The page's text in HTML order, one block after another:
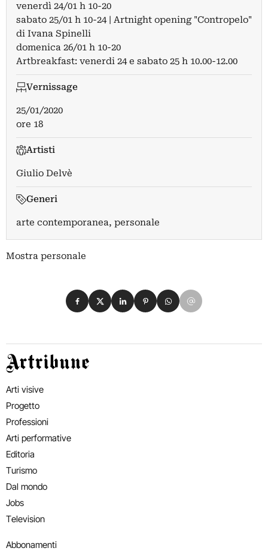
venerdì 24/01 h 10-20
sabato 25/01 h 10-24 | Artnight opening "Contropelo"
di Ivana Spinelli
domenica 26/01 h 10-20
Artbreakfast: venerdi 24 e sabato 25 h 10.00-12.00
Vernissage
25/01/2020
ore 18
Artisti
Giulio Delvè
Generi
arte contemporanea, personale
Mostra personale
Condividi su Facebook
Condividi su X
Condividi su LinkedIn
Condividi su Pinterest
Condividi su WhatsApp
Condividi su Email
Artribune
Arti visive
Progetto
Professioni
Arti performative
Editoria
Turismo
Dal mondo
Jobs
Television
Abbonamenti